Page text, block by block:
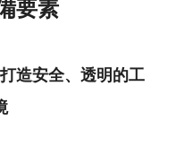
要素
造安全、透明的工